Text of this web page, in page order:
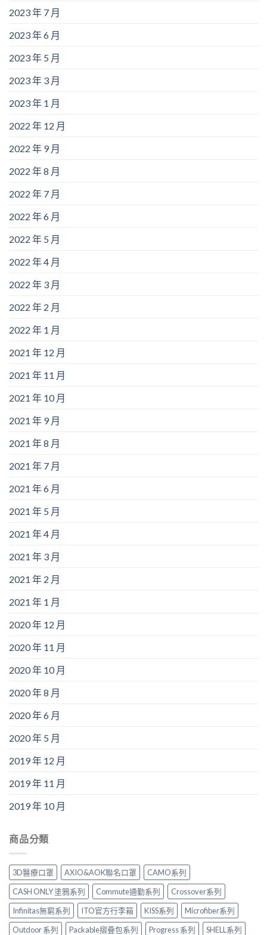
2023 年 7 月
2023 年 6 月
2023 年 5 月
2023 年 3 月
2023 年 1 月
2022 年 12 月
2022 年 9 月
2022 年 8 月
2022 年 7 月
2022 年 6 月
2022 年 5 月
2022 年 4 月
2022 年 3 月
2022 年 2 月
2022 年 1 月
2021 年 12 月
2021 年 11 月
2021 年 10 月
2021 年 9 月
2021 年 8 月
2021 年 7 月
2021 年 6 月
2021 年 5 月
2021 年 4 月
2021 年 3 月
2021 年 2 月
2021 年 1 月
2020 年 12 月
2020 年 11 月
2020 年 10 月
2020 年 8 月
2020 年 6 月
2020 年 5 月
2019 年 12 月
2019 年 11 月
2019 年 10 月
商品分類
3D醫療口罩 AXIO&AOK聯名口罩
CAMO系列
CASH ONLY 塗鴉系列
Commute通勤系列
Crossover系列
Infinitas無窮系列
ITO官方行李箱 KISS系列
Microfiber系列
Outdoor 系列
Packable摺疊包系列 Progress 系列
SHELL系列